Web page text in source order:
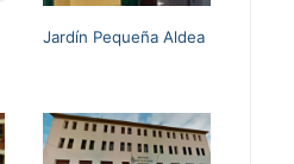
Jardín Pequeña Aldea